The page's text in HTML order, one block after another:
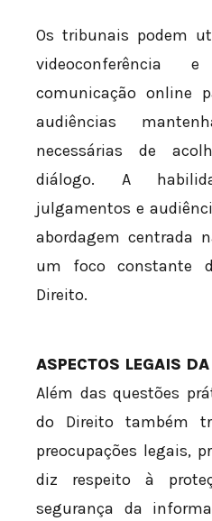
Os tribunais podem
videoconferência
comunicação online
audiências
necessárias de
diálogo. A
julgamentos e
abordagem centrada
um foco constante
Direito.
ASPECTOS LEGAIS
Além das questões
do Direito também
preocupações legais,
diz respeito à
segurança da